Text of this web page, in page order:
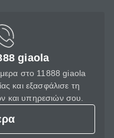
giaola
στο 11888 giaola
και εξασφάλισε τη
και υπηρεσιών σου.